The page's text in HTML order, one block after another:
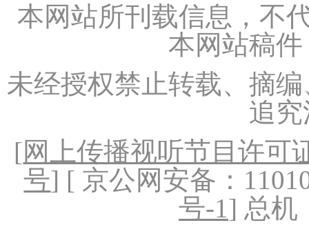
本网站所刊载信息，不
本网站稿
未经授权禁止转载、摘
追
[网上传播视听节目许可
号] [ 京公网安备：
号-1] 总机